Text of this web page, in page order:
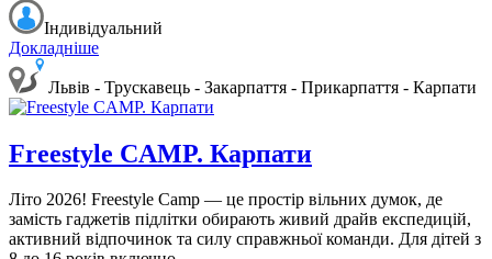
Індивідуальний
Докладніше
Львів - Трускавець - Закарпаття - Прикарпаття - Карпати
Freestyle CAMP. Карпати
Літо 2026! Freestyle Camp — це простір вільних думок, де
замість гаджетів підлітки обирають живий драйв експедицій,
активний відпочинок та силу справжньої команди. Для дітей з